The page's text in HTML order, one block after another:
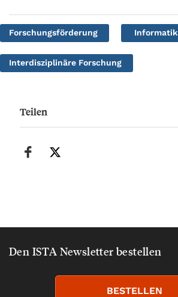
Forschungsförderung Informatik
Interdisziplinäre Forschung
Teilen
Den ISTA Newsletter bestellen
BESTELLEN